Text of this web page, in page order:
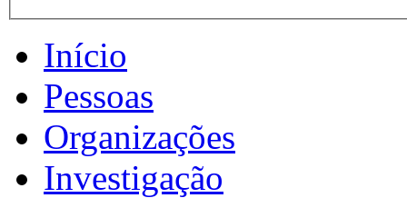
Início
Pessoas
Organizações
Investigação